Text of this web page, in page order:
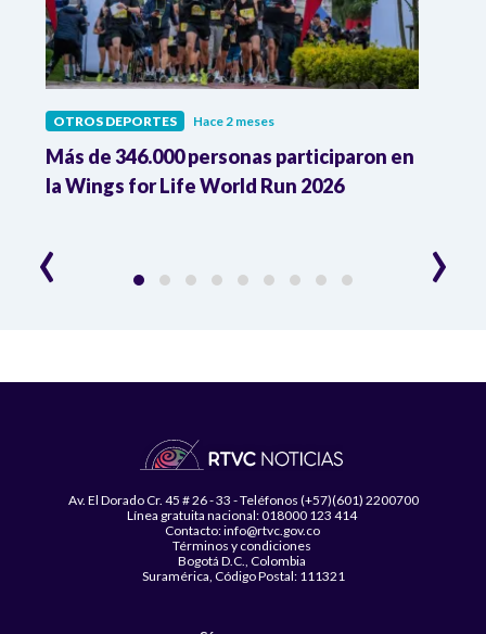
OTROS DEPORTES Hace 2 meses
Más de 346.000 personas participaron en
la Wings for Life World Run 2026
‹ ›
Av. El Dorado Cr. 45 # 26 - 33 - Teléfonos (+57)(601) 2200700
Línea gratuita nacional: 018000 123 414
Contacto: info@rtvc.gov.co
Términos y condiciones
Bogotá D.C., Colombia
Suramérica, Código Postal: 111321